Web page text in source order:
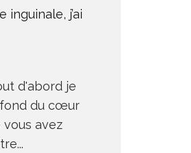
inguinale, j’ai
d'abord je
du cœur
avez